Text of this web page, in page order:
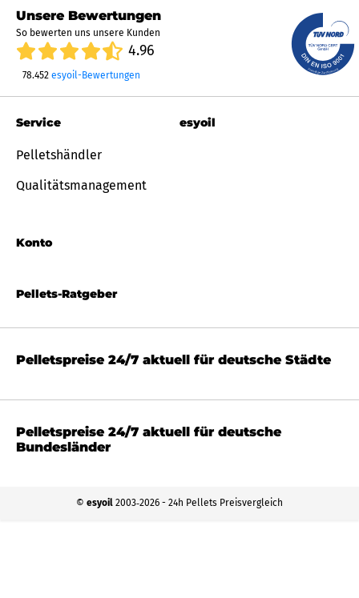
Unsere Bewertungen
So bewerten uns unsere Kunden
4.96
78.452 esyoil-Bewertungen
Pellets-Ratgeber
Service
Pelletshändler
Qualitätsmanagement
Konto
esyoil
Pelletspreise 24/7 aktuell für deutsche Städte
Pelletspreise 24/7 aktuell für deutsche
Bundesländer
© esyoil 2003‐2026 - 24h Pellets Preisvergleich